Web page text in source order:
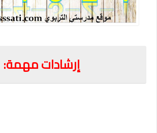
إرشادات مهمة: